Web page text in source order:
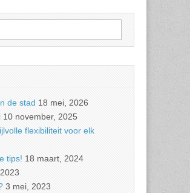
de stad 18 mei, 2026
10 november, 2025
flexibiliteit voor elk
tips! 18 maart, 2024
3 mei, 2023